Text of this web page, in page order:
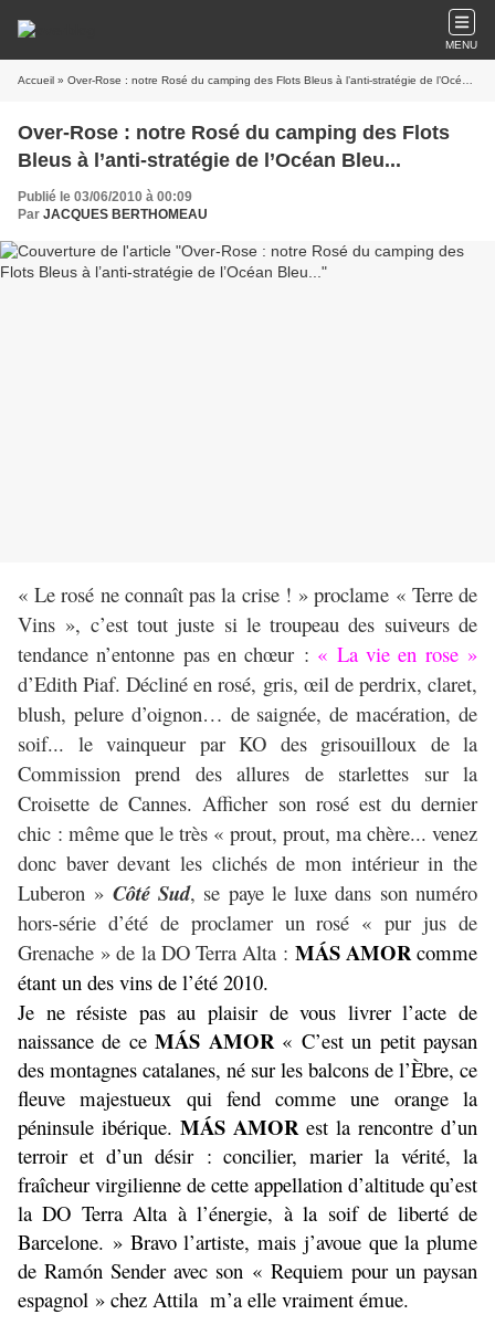
MENU
Accueil » Over-Rose : notre Rosé du camping des Flots Bleus à l’anti-stratégie de l’Océan Bleu...
Over-Rose : notre Rosé du camping des Flots
Bleus à l’anti-stratégie de l’Océan Bleu...
Publié le 03/06/2010 à 00:09
Par JACQUES BERTHOMEAU
« Le rosé ne connaît pas la crise ! » proclame « Terre de
Vins », c’est tout juste si le troupeau des suiveurs de
tendance n’entonne pas en chœur : « La vie en rose »
d’Edith Piaf. Décliné en rosé, gris, œil de perdrix, claret,
blush, pelure d’oignon… de saignée, de macération, de
soif... le vainqueur par KO des grisouilloux de la
Commission prend des allures de starlettes sur la
Croisette de Cannes. Afficher son rosé est du dernier
chic : même que le très « prout, prout, ma chère... venez
donc baver devant les clichés de mon intérieur in the
Luberon » Côté Sud, se paye le luxe dans son numéro
hors-série d’été de proclamer un rosé « pur jus de
Grenache » de la DO Terra Alta : MÁS AMOR comme
étant un des vins de l’été 2010.
Je ne résiste pas au plaisir de vous livrer l’acte de
naissance de ceMÁS AMOR« C’est un petit paysan
des montagnes catalanes, né sur les balcons de l’Èbre, ce
fleuve majestueux qui fend comme une orange la
péninsule ibérique. MÁS AMORest la rencontre d’un
terroir et d’un désir : concilier, marier la vérité, la
fraîcheur virgilienne de cette appellation d’altitude qu’est
la DO Terra Alta à l’énergie, à la soif de liberté de
Barcelone. » Bravo l’artiste, mais j’avoue que la plume
de Ramón Sender avec son « Requiem pour un paysan
espagnol » chez Attila m’a elle vraiment émue.